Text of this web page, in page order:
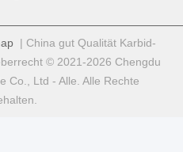
| China gut Qualität Karbid-
© 2021-2026 Chengdu
Co., Ltd - Alle. Alle Rechte